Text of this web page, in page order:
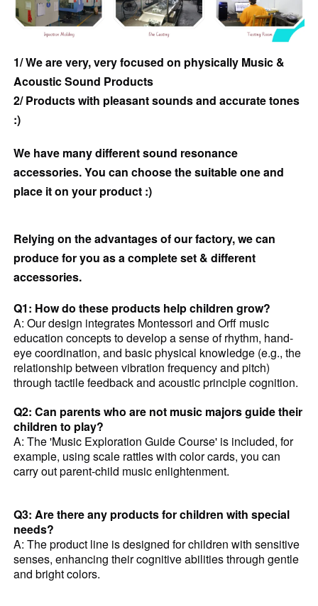
1/ We are very, very focused on physically Music &
Acoustic Sound Products
2/ Products with pleasant sounds and accurate tones
:)
We have many different sound resonance
accessories. You can choose the suitable one and
place it on your product :)
Relying on the advantages of our factory, we can
produce for you as a complete set & different
accessories.
Q1: How do these products help children grow?
A: Our design integrates Montessori and Orff music
education concepts to develop a sense of rhythm, hand-
eye coordination, and basic physical knowledge (e.g., the
relationship between vibration frequency and pitch)
through tactile feedback and acoustic principle cognition.
Q2: Can parents who are not music majors guide their
children to play?
A: The 'Music Exploration Guide Course' is included, for
example, using scale rattles with color cards, you can
carry out parent-child music enlightenment.
Q3: Are there any products for children with special
needs?
A: The product line is designed for children with sensitive
senses, enhancing their cognitive abilities through gentle
and bright colors.